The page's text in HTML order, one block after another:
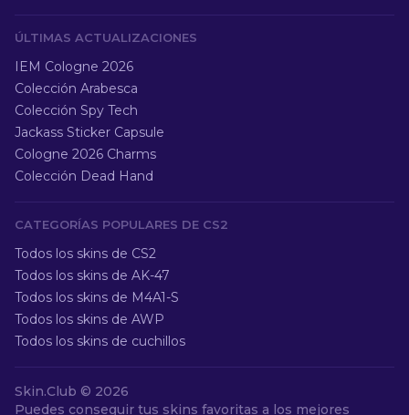
ÚLTIMAS ACTUALIZACIONES
IEM Cologne 2026
Colección Arabesca
Colección Spy Tech
Jackass Sticker Capsule
Cologne 2026 Charms
Colección Dead Hand
CATEGORÍAS POPULARES DE CS2
Todos los skins de CS2
Todos los skins de AK-47
Todos los skins de M4A1-S
Todos los skins de AWP
Todos los skins de cuchillos
Skin.Club © 2026
Puedes conseguir tus skins favoritas a los mejores